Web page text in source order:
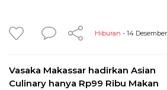
Hiburan - 14
Vasaka Makassar hadirkan Asian
Culinary hanya Rp99 Ribu Makan